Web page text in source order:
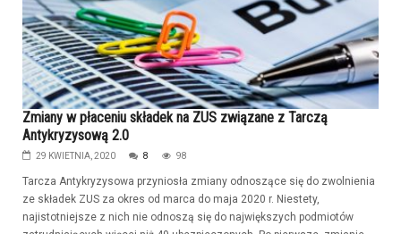
Zmiany w płaceniu składek na ZUS związane z Tarczą
Antykryzysową 2.0
29 KWIETNIA, 2020 8 98
Tarcza Antykryzysowa przyniosła zmiany odnoszące się do zwolnienia
ze składek ZUS za okres od marca do maja 2020 r. Niestety,
najistotniejsze z nich nie odnoszą się do największych podmiotów